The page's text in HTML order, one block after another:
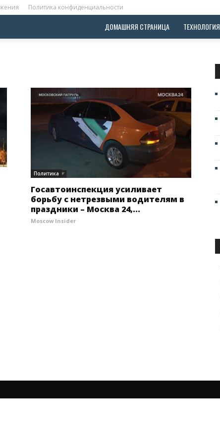
Политика конфиденциальности
ДОМАШНЯЯ СТРАНИЦА ТЕХНОЛОГИЯ
Политика
Госавтоинспекция усиливает
борьбу с нетрезвыми водителям в
праздники – Москва 24,...
Moscow Insider